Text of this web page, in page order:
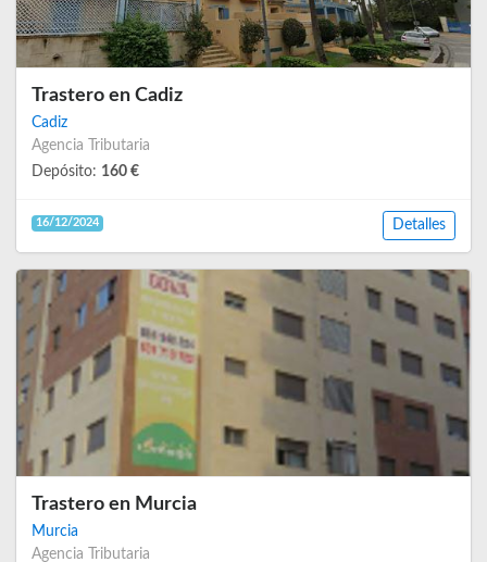
Trastero en Cadiz
Cadiz
Agencia Tributaria
Depósito: 160 €
16/12/2024 Detalles
Trastero en Murcia
Murcia
Agencia Tributaria